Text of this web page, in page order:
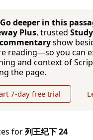
Go deeper in this
Plus, trusted
show
reading—so you can
and context of
the page.
7-day free trial
for列王纪下 24